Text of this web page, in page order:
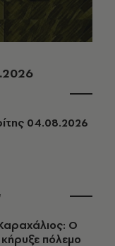
04.08.2026
Ο
πόλεμο